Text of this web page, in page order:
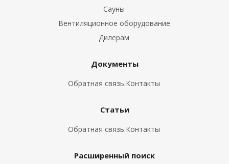
Сауны
Вентиляционное оборудование
Дилерам
Документы
Обратная связь.Контакты
Статьи
Обратная связь.Контакты
Расширенный поиск